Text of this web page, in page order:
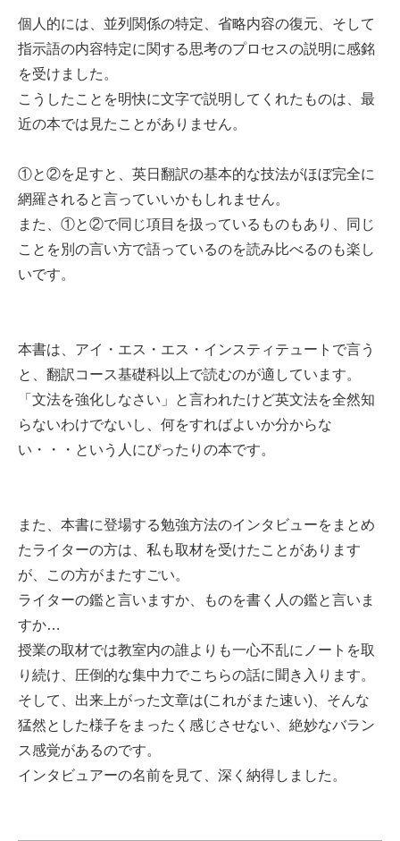
個人的には、並列関係の特定、省略内容の復元、そして
指示語の内容特定に関する思考のプロセスの説明に感銘
を受けました。
こうしたことを明快に文字で説明してくれたものは、最
近の本では見たことがありません。
①と②を足すと、英日翻訳の基本的な技法がほぼ完全に
網羅されると言っていいかもしれません。
また、①と②で同じ項目を扱っているものもあり、同じ
ことを別の言い方で語っているのを読み比べるのも楽し
いです。
本書は、アイ・エス・エス・インスティテュートで言う
と、翻訳コース基礎科以上で読むのが適しています。
「文法を強化しなさい」と言われたけど英文法を全然知
らないわけでないし、何をすればよいか分からな
い・・・という人にぴったりの本です。
また、本書に登場する勉強方法のインタビューをまとめ
たライターの方は、私も取材を受けたことがあります
が、この方がまたすごい。
ライターの鑑と言いますか、ものを書く人の鑑と言いま
すか…
授業の取材では教室内の誰よりも一心不乱にノートを取
り続け、圧倒的な集中力でこちらの話に聞き入ります。
そして、出来上がった文章は(これがまた速い)、そんな
猛然とした様子をまったく感じさせない、絶妙なバラン
ス感覚があるのです。
インタビュアーの名前を見て、深く納得しました。